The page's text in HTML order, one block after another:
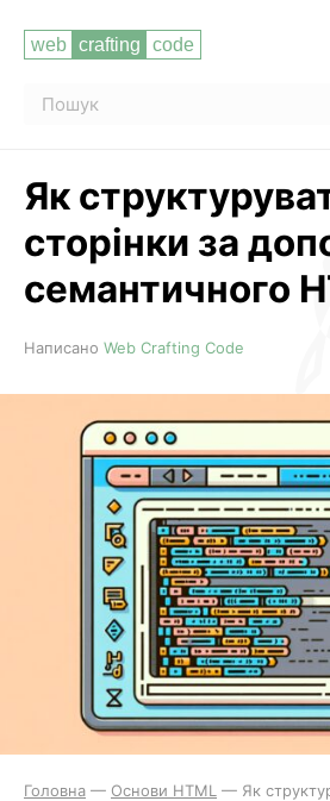
Як
сторінки за
семантичного
Читати
Написано Web Crafting Code
Головна — Основи HTML — Як